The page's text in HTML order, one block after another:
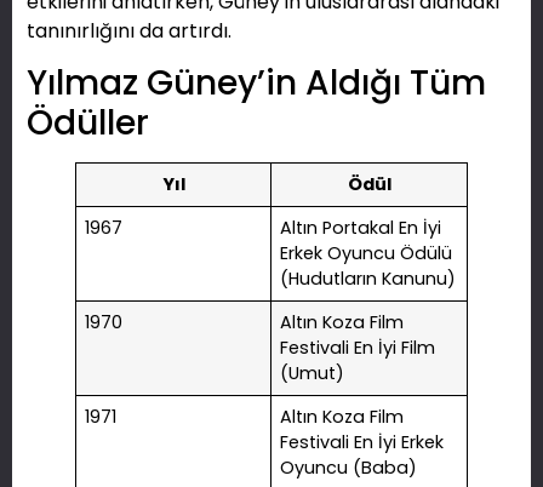
tanınırlığını da artırdı.
Yılmaz Güney’in Aldığı Tüm
Ödüller
Yıl
Ödül
1967
Altın Portakal En İyi
Erkek Oyuncu Ödülü
(Hudutların Kanunu)
1970
Altın Koza Film
Festivali En İyi Film
(Umut)
1971
Altın Koza Film
Festivali En İyi Erkek
Oyuncu (Baba)